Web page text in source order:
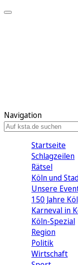
Navigation
Startseite
Schlagzeilen
Rätsel
Köln und
Unsere
150 Jahre
Karneval in
Köln-Spezial
Region
Politik
Wirtschaft